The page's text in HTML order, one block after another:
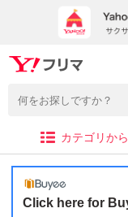
カテゴリか
Click here for